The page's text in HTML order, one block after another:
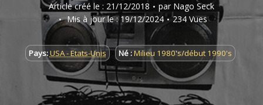
Article créé le : 21/12/2018 par Nago Seck
Mis à jour le : 19/12/2024
234 Vues
Pays:USA - Etats-Unis Né :Milieu 1980's/début 1990's